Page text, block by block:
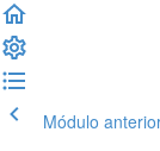
Módulo